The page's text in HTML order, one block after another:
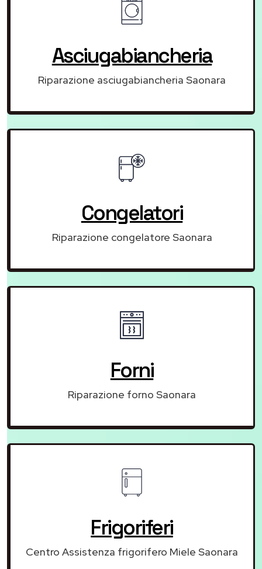
Asciugabiancheria
Riparazione asciugabiancheria Saonara
Congelatori
Riparazione congelatore Saonara
Forni
Riparazione forno Saonara
Frigoriferi
Centro Assistenza frigorifero Miele Saonara